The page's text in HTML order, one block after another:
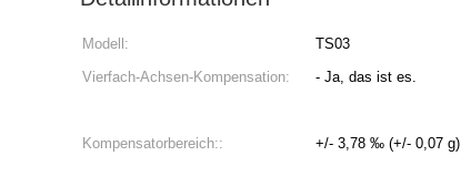
Modell: TS03
Vierfach-Achsen-Kompensation:
- Ja, das ist es.
Kompensatorbereich:: +/- 3,78 ‰ (+/- 0,07 g)